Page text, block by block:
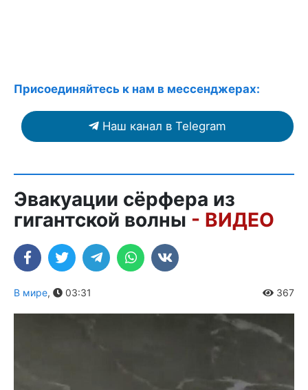
Присоединяйтесь к нам в мессенджерах:
Наш канал в Telegram
Эвакуации сёрфера из
гигантской волны - ВИДЕО
В мире, 03:31 367